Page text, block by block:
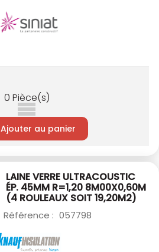
0 Pièce(s)
Ajouter au panier
LAINE VERRE ULTRACOUSTIC
ÉP. 45MM R=1,20 8M00X0,60M
(4 ROULEAUX SOIT 19,20M2)
Référence : 057798